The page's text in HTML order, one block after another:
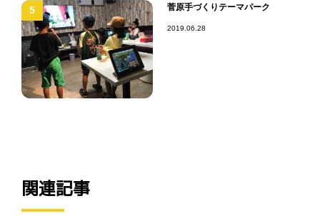
5 菅原手づくりテーマパーク
2019.06.28
関連記事